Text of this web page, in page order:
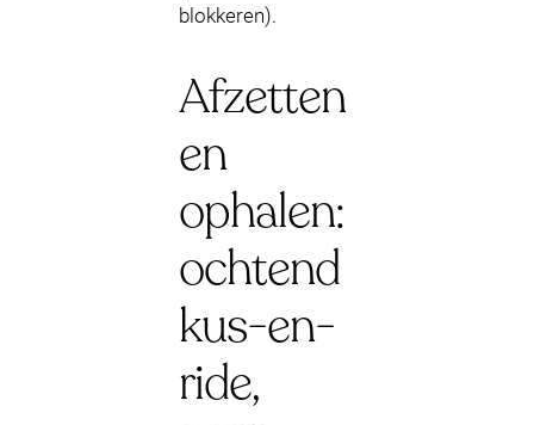
blokkeren).
Afzetten
en
ophalen:
ochtend
kus-en-
ride,